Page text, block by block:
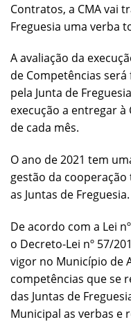
Contratos, a CMA vai
Freguesia uma verba
A avaliação da
de Competências
pela Junta de
execução a entregar
de cada mês.
O ano de 2021 tem
gestão da
as Juntas de Freguesia.
De acordo com a Lei
o Decreto-Lei nº 57/
vigor no Município de
competências que se
das Juntas de
Municipal as verbas e